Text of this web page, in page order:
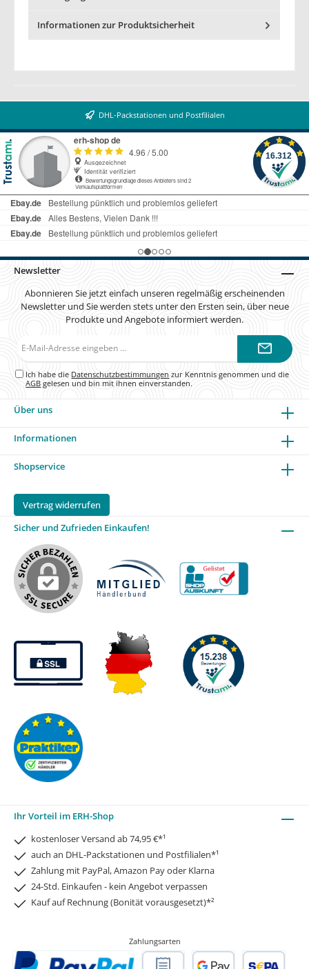
Informationen zur Produktsicherheit
DHL-Packstationen und Postfilialen
Newsletter
Abonnieren Sie jetzt einfach unseren regelmäßig erscheinenden
Newsletter und Sie werden stets unter den Ersten sein, über neue
Produkte und Angebote informiert werden.
Ich habe die Datenschutzbestimmungen zur Kenntnis genommen und die
AGB gelesen und bin mit ihnen einverstanden.
Über uns
Informationen
Shopservice
Vertrag widerrufen
Sicher und Zufrieden Einkaufen!
Ihr Vorteil im ERH-Shop
kostenloser Versand ab 74,95 €*¹
auch an DHL-Packstationen und Postfilialen*¹
Zahlung mit PayPal, Amazon Pay oder Klarna
24-Std. Einkaufen - kein Angebot verpassen
Kauf auf Rechnung (Bonität vorausgesetzt)*²
Zahlungsarten